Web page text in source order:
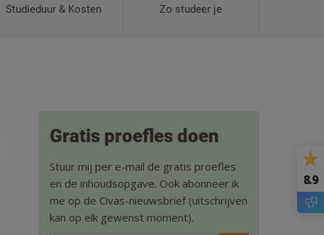
Studieduur & Kosten Zo studeer je
8.9
Gratis proefles doen
Stuur mij per e-mail de gratis proefles
en de inhoudsopgave. Ook abonneer ik
me op de Civas-nieuwsbrief (uitschrijven
kan op elk gewenst moment).